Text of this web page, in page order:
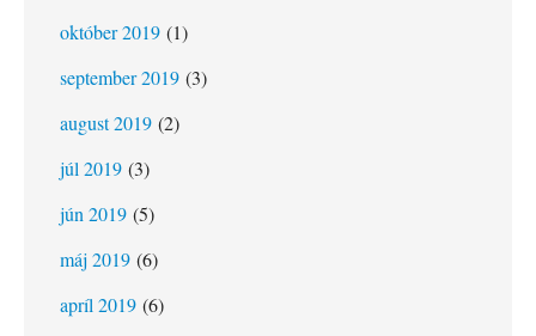
október 2019 (1)
september 2019 (3)
august 2019 (2)
júl 2019 (3)
jún 2019 (5)
máj 2019 (6)
apríl 2019 (6)